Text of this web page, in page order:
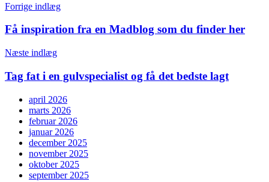
Forrige indlæg
Få inspiration fra en Madblog som du finder her
Næste indlæg
Tag fat i en gulvspecialist og få det bedste lagt
april 2026
marts 2026
februar 2026
januar 2026
december 2025
november 2025
oktober 2025
september 2025